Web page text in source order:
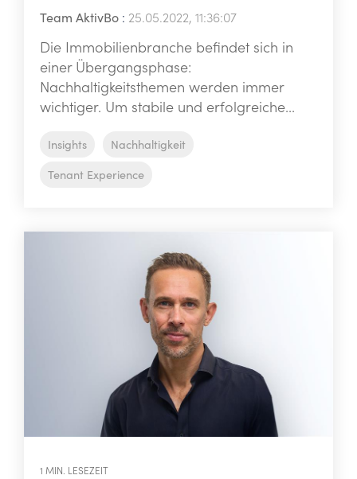
Team AktivBo : 25.05.2022, 11:36:07
Die Immobilienbranche befindet sich in
einer Übergangsphase:
Nachhaltigkeitsthemen werden immer
wichtiger. Um stabile und erfolgreiche...
Insights
Nachhaltigkeit
Tenant Experience
1 MIN. LESEZEIT